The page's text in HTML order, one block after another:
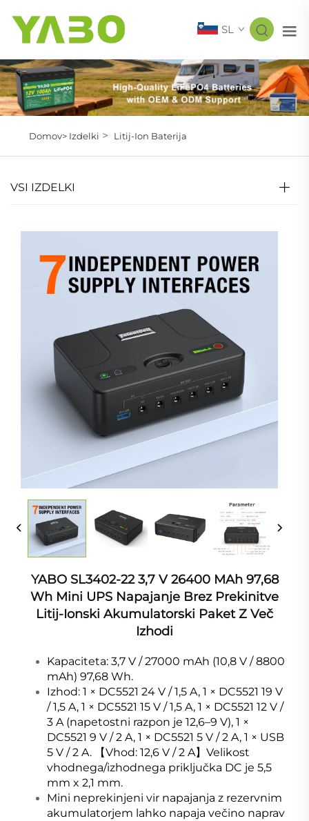
SL
Domov> Izdelki > Litij-Ion Baterija
VSI IZDELKI
YABO SL3402-22 3,7 V 26400 MAh 97,68
Wh Mini UPS Napajanje Brez Prekinitve
Litij-Ionski Akumulatorski Paket Z Več
Izhodi
Kapaciteta: 3,7 V / 27000 mAh (10,8 V / 8800
mAh) 97,68 Wh.
Izhod: 1 × DC5521 24 V / 1,5 A, 1 × DC5521 19 V
/ 1,5 A, 1 × DC5521 15 V / 1,5 A, 1 × DC5521 12 V /
3 A (napetostni razpon je 12,6–9 V), 1 ×
DC5521 9 V / 2 A, 1 × DC5521 5 V / 2 A, 1 × USB
5 V / 2 A. 【Vhod: 12,6 V / 2 A】Velikost
vhodnega/izhodnega priključka DC je 5,5
mm x 2,1 mm.
Mini neprekinjeni vir napajanja z rezervnim
akumulatorjem lahko napaja večino naprav